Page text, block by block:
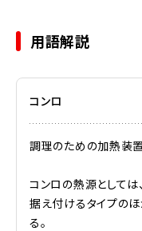
用語解説
コンロ
調理のための加熱装置
コンロの熱源としては
据え付けるタイプの
る。